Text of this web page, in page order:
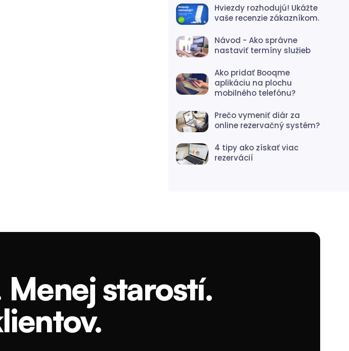
Hviezdy rozhodujú! Ukážte
vaše recenzie zákazníkom.
Návod - Ako správne
nastaviť termíny služieb
Ako pridať Booqme
aplikáciu na plochu
mobilného telefónu?
Prečo vymeniť diár za
online rezervačný systém?
4 tipy ako získať viac
rezervácií
starostí.